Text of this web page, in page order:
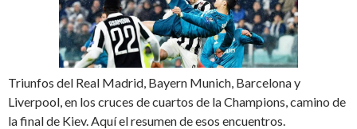
Triunfos del Real Madrid, Bayern Munich, Barcelona y
Liverpool, en los cruces de cuartos de la Champions, camino de
la final de Kiev. Aquí el resumen de esos encuentros.